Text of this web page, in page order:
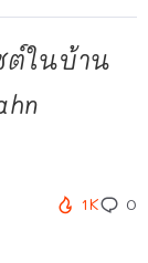
ต์ในบ้าน
1K 0